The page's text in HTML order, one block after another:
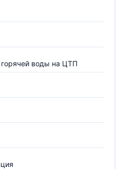
воды на ЦТП